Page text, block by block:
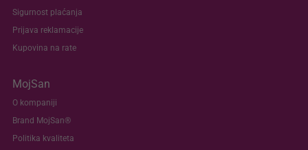
Sigurnost plaćanja
Prijava reklamacije
Kupovina na rate
MojSan
O kompaniji
Brand MojSan®
Politika kvaliteta